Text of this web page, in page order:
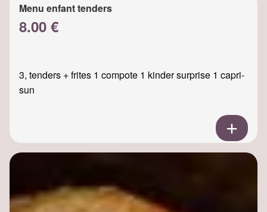
Menu enfant tenders
8.00 €
3, tenders + frites 1 compote 1 kinder surprise 1 capri-
sun